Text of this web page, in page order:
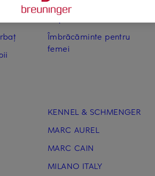
Îmbrăcăminte pentru
Copii
Îmbrăcăminte pentru
femei
KENNEL & SCHMENGER
MARC AUREL
MARC CAIN
MILANO ITALY